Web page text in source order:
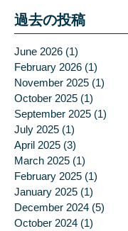
過去の投稿
June 2026 (1)1 post
February 2026 (1)
November 2025 (1)1 post
October 2025
September 2025
July 2025 (1)1 post
April 2025 (3)3 posts
March 2025 (1)1 post
February 2025 (1)1 post
January 2025 (1)